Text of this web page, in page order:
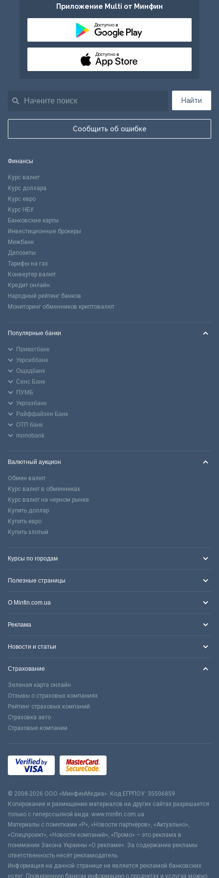
Найти
Сообщить об ошибке
Приложение Multi от Минфин
Доступно в
Доступно в
Финансы
Курс валют
Курс доллара
Курс евро
Курс НБУ
Банковские карты
Инвестиционные брокеры
Межбанк
Депозиты
Тарифы на газ
Конвертер валют
Кредит онлайн
Народный рейтинг банков
Мониторинг обменников криптовалют
Популярные банки
Приватбанк
Укрсиббанк
Ощадбанк
Сенс Банк
ПУМБ
Укргазбанк
Райффайзен Банк
ОТП банк
monobank
Валютный аукцион
Обмен валют
Курс валют в обменниках
Курс валют на черном рынке
Купить доллар
Купить евро
Купить злотый
Курсы по городам
Полезные страницы
О Minfin.com.ua
Реклама
Новости и статьи
Страхование
Зеленая карта онлайн
Отзывы о страховых компаниях
Рейтинг страховых компаний
Страховка авто
Страховые компании
© 2008-2026 ООО «МинфинМедиа». Код ЕГРПОУ: 35506859
Копирование и размещение материалов на других сайтах разрешается
только с гиперссылкой вида: www.minfin.com.ua
Материалы с пометками «Р», «Новости партнёров», «Актуально»,
«Спецпроект», «Новости компаний», «Промо» – это реклама в
понимании Закона Украины «О рекламе». За содержание рекламы
ответственность несёт рекламодатель.
Информация на данной странице не является рекламой банковских
услуг. Проверенную банком информацию о продуктах и услугах можно